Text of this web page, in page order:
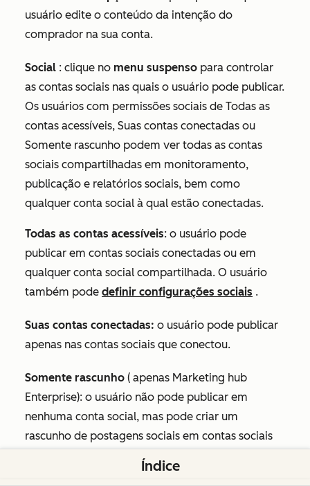
usuário edite o conteúdo da intenção do
comprador na sua conta.
Social : clique no menu suspenso para controlar
as contas sociais nas quais o usuário pode publicar.
Os usuários com permissões sociais de Todas as
contas acessíveis, Suas contas conectadas ou
Somente rascunho podem ver todas as contas
sociais compartilhadas em monitoramento,
publicação e relatórios sociais, bem como
qualquer conta social à qual estão conectadas.
Todas as contas acessíveis: o usuário pode
publicar em contas sociais conectadas ou em
qualquer conta social compartilhada. O usuário
também pode definir configurações sociais .
Suas contas conectadas: o usuário pode publicar
apenas nas contas sociais que conectou.
Somente rascunho ( apenas Marketing hub
Enterprise): o usuário não pode publicar em
nenhuma conta social, mas pode criar um
rascunho de postagens sociais em contas sociais
às quais se conectou ou em qualquer conta social
Índice